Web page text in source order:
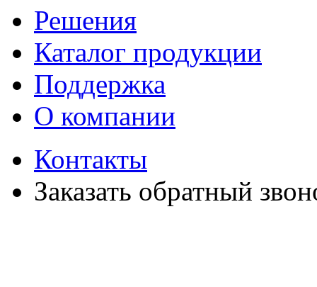
Решения
Каталог продукции
Поддержка
О компании
Контакты
Заказать обратный